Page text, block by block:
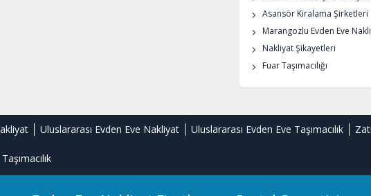
Asansör Kiralama Şirketleri
Marangozlu Evden Eve
Nakliyat Şikayetleri
Fuar Taşımacılığı
Uluslararası Evden Eve Nakliyat Uluslararası Evden Eve Taşımacılık